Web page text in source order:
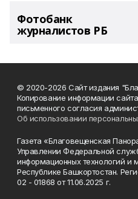
Фотобанк
журналистов РБ
© 2020-2026 Сайт издания
Копирование информации
письменного согласия
Об использовании
Газета «Благовещенская
Управлении Федеральной
информационных технологий и
Республике Башкортостан.
02 - 01868 от 11.06.2025 г.